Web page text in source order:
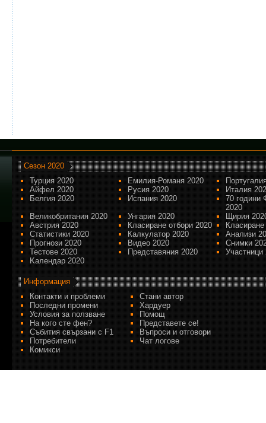
Сезон 2020
Турция 2020
Емилия-Романя 2020
Айфел 2020
Русия 2020
Италия
Белгия 2020
Испания 2020
70 години
2020
Великобритания 2020
Унгария 2020
Щирия
Австрия 2020
Класиране отбори 2020
Статистики 2020
Калкулатор 2020
Анализи
Прогнози 2020
Видео 2020
Снимки
Тестове 2020
Представяния 2020
Участници
Kалендар 2020
Информация
Контакти и проблеми
Стани автор
Последни промени
Хардуер
Условия за ползване
Помощ
На кого сте фен?
Представете се!
Събития свързани с F1
Въпроси и отговори
Потребители
Чат логове
Комикси